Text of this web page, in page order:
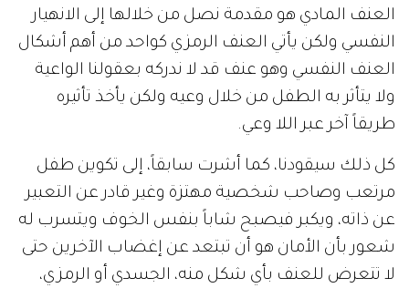
العنف المادي هو مقدمة نصل من خلالها إلى الانهيار
النفسي ولكن يأتي العنف الرمزي كواحد من أهم أشكال
العنف النفسي وهو عنف قد لا ندركه بعقولنا الواعية
ولا يتأثر به الطفل من خلال وعيه ولكن يأخذ تأثيره
طريقاً آخر عبر اللا وعي.
كل ذلك سيقودنا، كما أشرت سابقاً، إلى تكوين طفل
مرتعب وصاحب شخصية مهتزة وغير قادر عن التعبير
عن ذاته، ويكبر فيصبح شاباً بنفس الخوف ويتسرب له
شعور بأن الأمان هو أن تبتعد عن إغضاب الآخرين حتى
لا تتعرض للعنف بأي شكل منه، الجسدي أو الرمزي،